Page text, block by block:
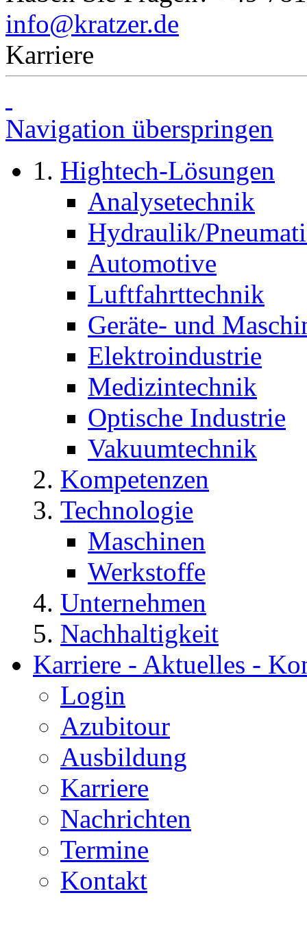
info@kratzer.de
Karriere
Navigation überspringen
Hightech-Lösungen
Analysetechnik
Hydraulik/
Automotive
Luftfahrttechnik
Geräte- und
Elektroindustrie
Medizintechnik
Optische Industrie
Vakuumtechnik
Kompetenzen
Technologie
Maschinen
Werkstoffe
Unternehmen
Nachhaltigkeit
Karriere - Aktuelles -
Login
Azubitour
Ausbildung
Karriere
Nachrichten
Termine
Kontakt